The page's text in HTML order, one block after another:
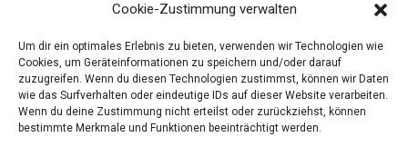
Tester-Paradies
Cookie-Zustimmung verwalten
Um dir ein optimales Erlebnis zu bieten, verwenden wir Technologien wie
Cookies, um Geräteinformationen zu speichern und/oder darauf
zuzugreifen. Wenn du diesen Technologien zustimmst, können wir Daten
wie das Surfverhalten oder eindeutige IDs auf dieser Website verarbeiten.
Wenn du deine Zustimmung nicht erteilst oder zurückziehst, können
bestimmte Merkmale und Funktionen beeinträchtigt werden.
Die mobile Version verlassen